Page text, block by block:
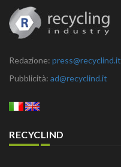
Redazione: press@recyclind.it
Pubblicità: ad@recyclind.it
RECYCLIND